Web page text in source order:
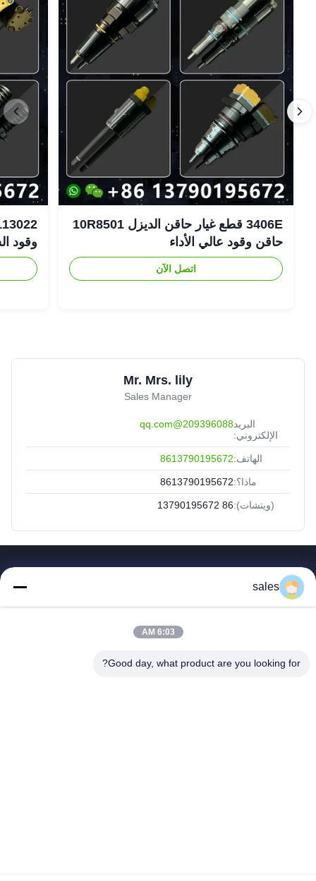
3406E قطع غيار حاقن الديزل 10R8501
حاقن وقود عالي الأداء
اتصل الآن
وقود
Mr. Mrs. lily
Sales Manager
البريد
الإلكتروني:
209396088@qq.com
الهاتف:8613790195672
ماذا؟:8613790195672
(ويتشات):86 13790195672
فيديوهات
جولة في المصنع
sales
6:03 AM
Good day, what product are you looking for?